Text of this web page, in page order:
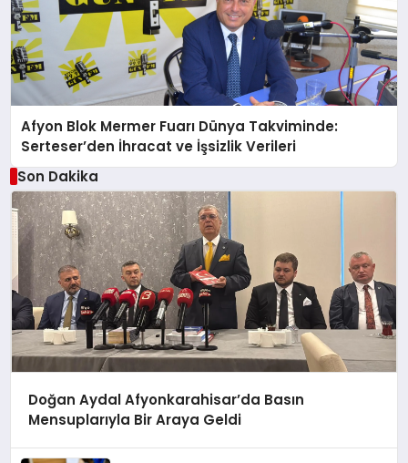
Afyon Blok Mermer Fuarı Dünya Takviminde:
Serteser’den İhracat ve İşsizlik Verileri
Son Dakika
Doğan Aydal Afyonkarahisar’da Basın
Mensuplarıyla Bir Araya Geldi